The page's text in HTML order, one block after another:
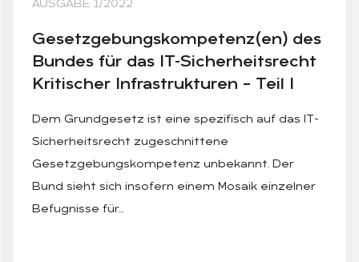
AUSGABE 1/2022
Ge­setz­ge­bungs­kom­pe­tenz(en) des
Bun­des für das IT-Si­cher­heits­recht
Kri­ti­scher In­fra­struk­tu­ren – Teil I
Dem Grundgesetz ist eine spezifisch auf das IT-
Sicherheitsrecht zugeschnittene
Gesetzgebungskompetenz unbekannt. Der
Bund sieht sich insofern einem Mosaik einzelner
Befugnisse für…